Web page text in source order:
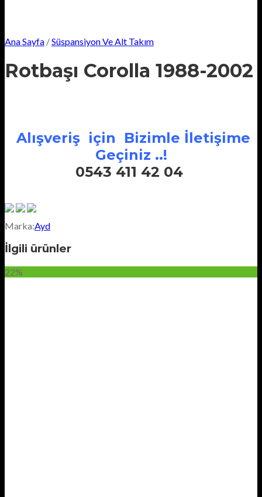
Ana Sayfa /Süspansiyon Ve Alt Takım
Rotbaşı Corolla 1988-2002
Alışveriş için Bizimle İletişime
Geçiniz ..!
0543 411 42 04
Marka:Ayd
İlgili ürünler
22%